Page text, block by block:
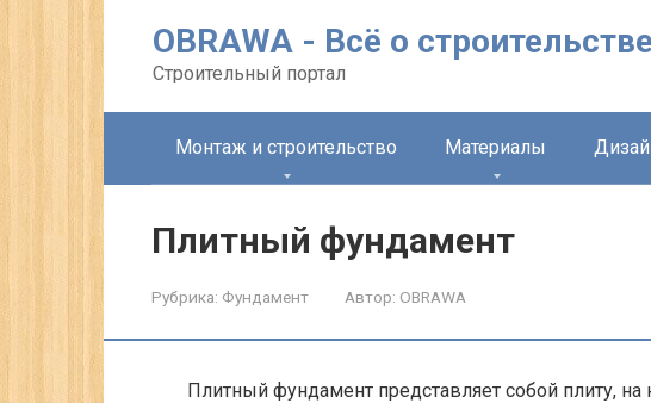
OBRAWA - Всё о строительстве
Строительный портал
Монтаж и строительство Материалы
Плитный фундамент
Рубрика: Фундамент Автор: OBRAWA
Плитный фундамент представляет собой плиту,